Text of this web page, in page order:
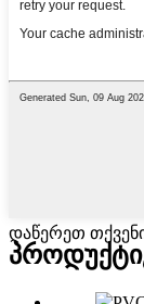
დაწერეთ
პროდუქტი